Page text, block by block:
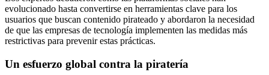
evolucionado hasta convertirse en herramientas clave para los
usuarios que buscan contenido pirateado y abordaron la necesidad
de que las empresas de tecnología implementen las medidas más
restrictivas para prevenir estas prácticas.
Un esfuerzo global contra la piratería